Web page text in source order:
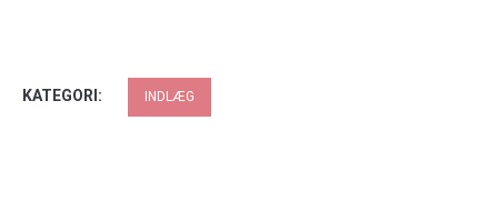
KATEGORI: INDLÆG